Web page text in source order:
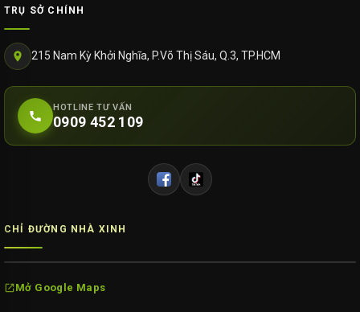
TRỤ SỞ CHÍNH
215 Nam Kỳ Khởi Nghĩa, P.Võ Thị Sáu, Q.3, TP.HCM
HOTLINE TƯ VẤN
0909 452 109
CHỈ ĐƯỜNG NHÀ XINH
Mở Google Maps